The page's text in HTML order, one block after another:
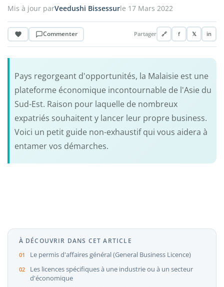
Mis à jour parVeedushi Bissessurle 17 Mars 2022
Commenter Partager 🔗 f 𝕏 in
Pays regorgeant d'opportunités, la Malaisie est une
plateforme économique incontournable de l'Asie du
Sud-Est. Raison pour laquelle de nombreux
expatriés souhaitent y lancer leur propre business.
Voici un petit guide non-exhaustif qui vous aidera à
entamer vos démarches.
À DÉCOUVRIR DANS CET ARTICLE
Le permis d'affaires général (General Business Licence)
Les licences spécifiques à une industrie ou à un secteur
d'économique